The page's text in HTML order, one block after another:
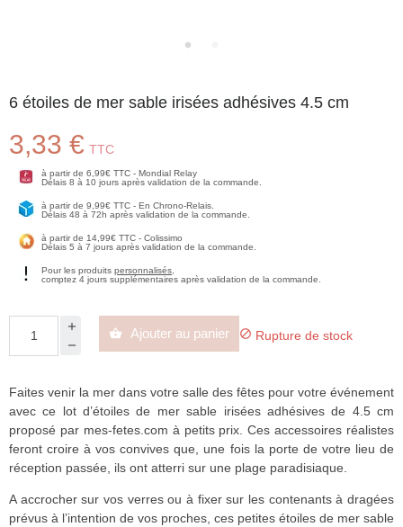
6 étoiles de mer sable irisées adhésives 4.5 cm
3,33 € TTC
à partir de 6,99€ TTC - Mondial Relay
Délais 8 à 10 jours après validation de la commande.
à partir de 9,99€ TTC - En Chrono-Relais.
Délais 48 à 72h après validation de la commande.
à partir de 14,99€ TTC - Colissimo
Délais 5 à 7 jours après validation de la commande.
Pour les produits personnalisés
comptez 4 jours supplémentaires après validation de la commande.
 Ajouter au panier  Rupture de stock
Faites venir la mer dans votre salle des fêtes pour votre événement
avec ce lot d’étoiles de mer sable irisées adhésives de 4.5 cm
proposé par mes-fetes.com à petits prix. Ces accessoires réalistes
feront croire à vos convives que, une fois la porte de votre lieu de
réception passée, ils ont atterri sur une plage paradisiaque.
A accrocher sur vos verres ou à fixer sur les contenants à dragées
prévus à l’intention de vos proches, ces petites étoiles de mer sable